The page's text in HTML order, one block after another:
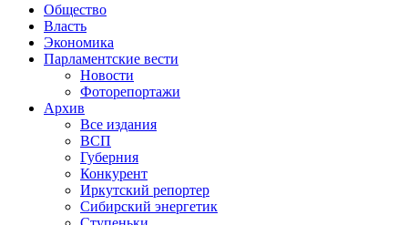
Общество
Власть
Экономика
Парламентские вести
Новости
Фоторепортажи
Архив
Все издания
ВСП
Губерния
Конкурент
Иркутский репортер
Сибирский энергетик